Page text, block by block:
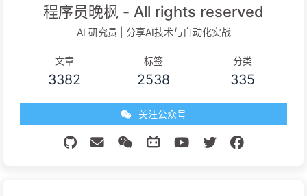
程序员晚枫 - All rights reserved
AI 研究员 | 分享AI技术与自动化实战
文章
3382
标签
2538
分类
335
关注公众号